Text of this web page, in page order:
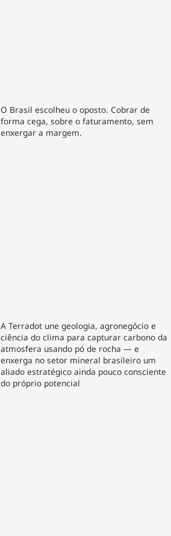
O Brasil escolheu o oposto. Cobrar de
forma cega, sobre o faturamento, sem
enxergar a margem.
A Terradot une geologia, agronegócio e
ciência do clima para capturar carbono da
atmosfera usando pó de rocha — e
enxerga no setor mineral brasileiro um
aliado estratégico ainda pouco consciente
do próprio potencial